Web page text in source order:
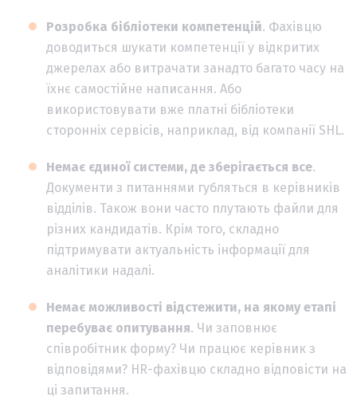
Розробка бібліотеки компетенцій. Фахівцю
доводиться шукати компетенції у відкритих
джерелах або витрачати занадто багато часу на
їхнє самостійне написання. Або
використовувати вже платні бібліотеки
сторонніх сервісів, наприклад, від компанії SHL.
Немає єдиної системи, де зберігається все.
Документи з питаннями губляться в керівників
відділів. Також вони часто плутають файли для
різних кандидатів. Крім того, складно
підтримувати актуальність інформації для
аналітики надалі.
Немає можливості відстежити, на якому етапі
перебуває опитування. Чи заповнює
співробітник форму? Чи працює керівник з
відповідями? HR-фахівцю складно відповісти на
ці запитання.